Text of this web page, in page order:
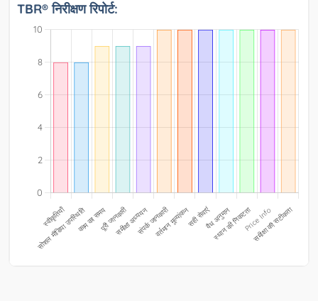
TBR® निरीक्षण रिपोर्ट: